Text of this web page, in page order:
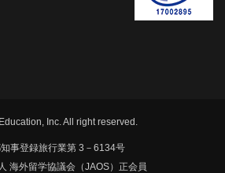
Inc. All right reserved.
事登録旅行業第 3－6134号
海外留学協議会（JAOS）正会員